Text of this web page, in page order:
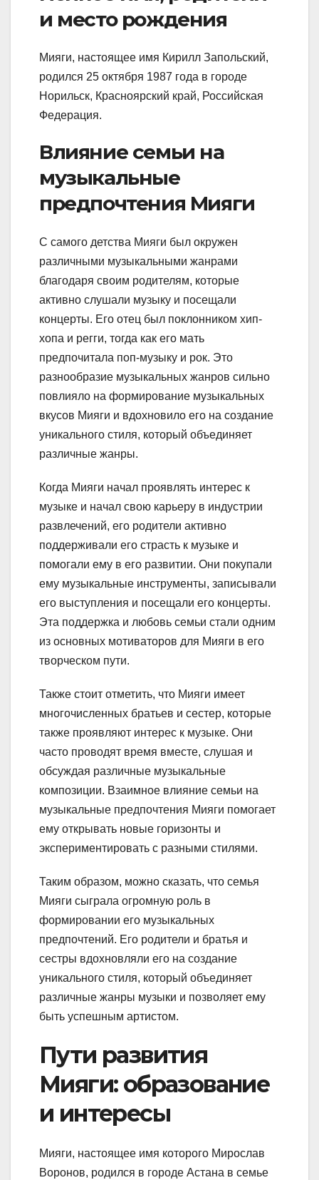
и место рождения
Мияги, настоящее имя Кирилл Запольский,
родился 25 октября 1987 года в городе
Норильск, Красноярский край, Российская
Федерация.
Влияние семьи на
музыкальные
предпочтения Мияги
С самого детства Мияги был окружен
различными музыкальными жанрами
благодаря своим родителям, которые
активно слушали музыку и посещали
концерты. Его отец был поклонником хип-
хопа и регги, тогда как его мать
предпочитала поп-музыку и рок. Это
разнообразие музыкальных жанров сильно
повлияло на формирование музыкальных
вкусов Мияги и вдохновило его на создание
уникального стиля, который объединяет
различные жанры.
Когда Мияги начал проявлять интерес к
музыке и начал свою карьеру в индустрии
развлечений, его родители активно
поддерживали его страсть к музыке и
помогали ему в его развитии. Они покупали
ему музыкальные инструменты, записывали
его выступления и посещали его концерты.
Эта поддержка и любовь семьи стали одним
из основных мотиваторов для Мияги в его
творческом пути.
Также стоит отметить, что Мияги имеет
многочисленных братьев и сестер, которые
также проявляют интерес к музыке. Они
часто проводят время вместе, слушая и
обсуждая различные музыкальные
композиции. Взаимное влияние семьи на
музыкальные предпочтения Мияги помогает
ему открывать новые горизонты и
экспериментировать с разными стилями.
Таким образом, можно сказать, что семья
Мияги сыграла огромную роль в
формировании его музыкальных
предпочтений. Его родители и братья и
сестры вдохновляли его на создание
уникального стиля, который объединяет
различные жанры музыки и позволяет ему
быть успешным артистом.
Пути развития
Мияги: образование
и интересы
Мияги, настоящее имя которого Мирослав
Воронов, родился в городе Астана в семье